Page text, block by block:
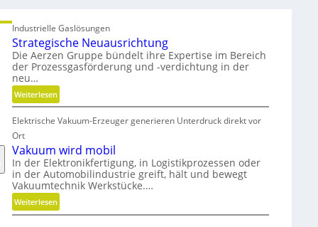
Industrielle Gaslösungen
Strategische Neuausrichtung
Die Aerzen Gruppe bündelt ihre Expertise im Bereich
der Prozessgasförderung und -verdichtung in der
neu…
Weiterlesen:
S
t
a
t
e
g
i
s
Elektrische Vakuum-Erzeuger generieren Unterdruck direkt vor
Ort
Vakuum wird mobil
In der Elektronikfertigung, in Logistikprozessen oder
in der Automobilindustrie greift, hält und bewegt
Vakuumtechnik Werkstücke.…
Weiterlesen:
V